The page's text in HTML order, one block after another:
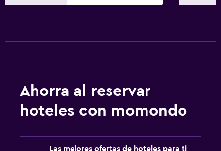
Ahorra al reservar
hoteles con momondo
Las mejores ofertas de hoteles para ti